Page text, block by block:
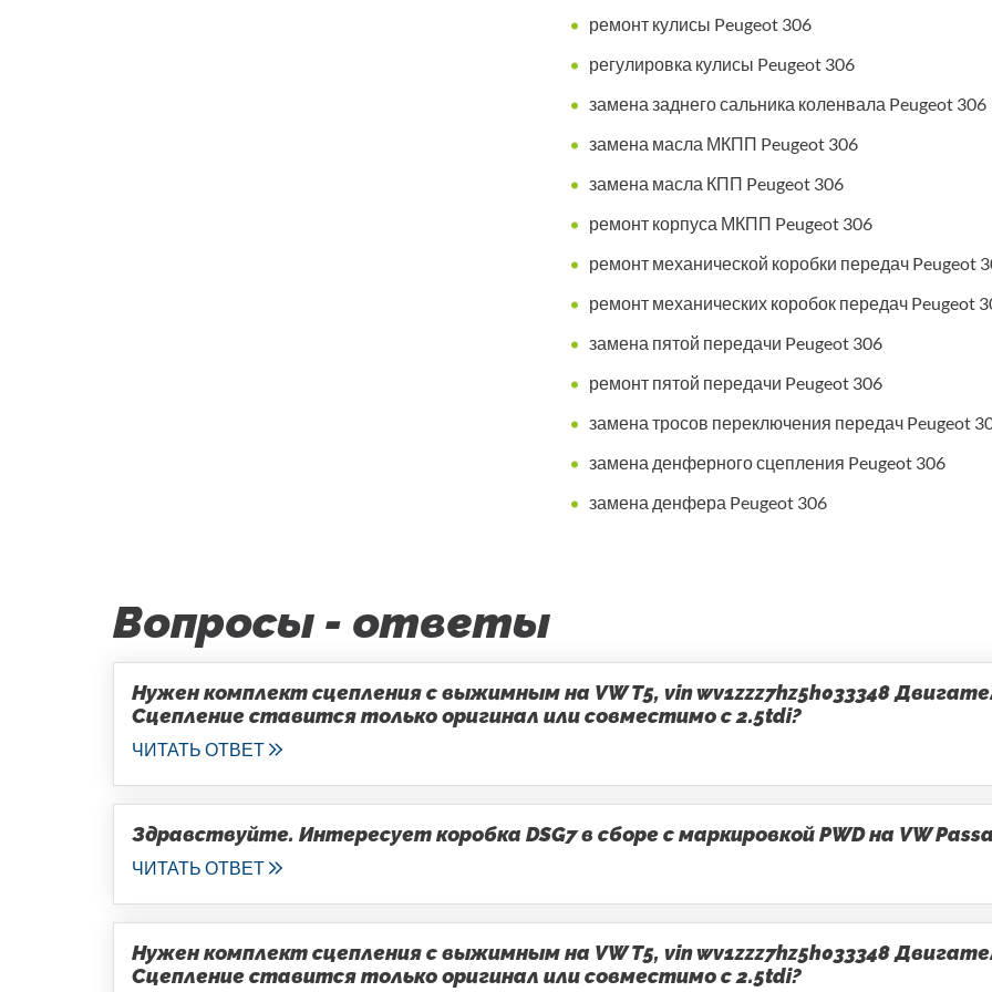
ремонт кулисы Peugeot 306
регулировка кулисы Peugeot 306
замена заднего сальника коленвала Peugeot 306
замена масла МКПП Peugeot 306
замена масла КПП Peugeot 306
ремонт корпуса МКПП Peugeot 306
ремонт механической коробки передач Peugeot
ремонт механических коробок передач Peugeot
замена пятой передачи Peugeot 306
ремонт пятой передачи Peugeot 306
замена тросов переключения передач Peugeot
замена денферного сцепления Peugeot 306
замена денфера Peugeot 306
Вопросы - ответы
Нужен комплект сцепления с выжимным на VW T5, vin wv1zzz7hz5h033348
Сцепление ставится только оригинал или совместимо с 2.5tdi?
ЧИТАТЬ ОТВЕТ
Здравствуйте. Интересует коробка DSG7 в сборе с маркировкой PWD на VW
ЧИТАТЬ ОТВЕТ
Нужен комплект сцепления с выжимным на VW T5, vin wv1zzz7hz5h033348
Сцепление ставится только оригинал или совместимо с 2.5tdi?